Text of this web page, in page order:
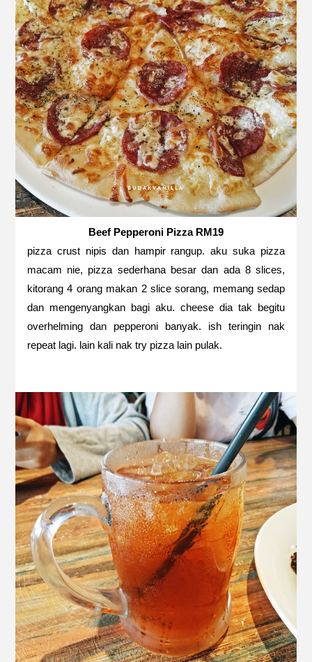
Beef Pepperoni Pizza RM19
pizza crust nipis dan hampir rangup. aku suka pizza
macam nie, pizza sederhana besar dan ada 8 slices,
kitorang 4 orang makan 2 slice sorang, memang sedap
dan mengenyangkan bagi aku. cheese dia tak begitu
overhelming dan pepperoni banyak. ish teringin nak
repeat lagi. lain kali nak try pizza lain pulak.